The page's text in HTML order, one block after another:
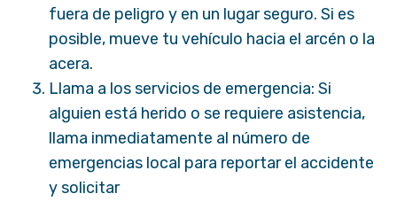
fuera de peligro y en un lugar seguro. Si es
posible, mueve tu vehículo hacia el arcén o la
acera.
Llama a los servicios de emergencia: Si
alguien está herido o se requiere asistencia,
llama inmediatamente al número de
emergencias local para reportar el accidente
y solicitar